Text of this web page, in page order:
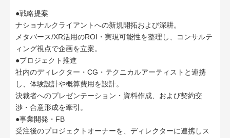
●戦略提案
ナショナルクライアントへの新規開拓および深耕。
メタバース/XR活用のROI・実現可能性を整理し、コンサルテ
ィング視点で企画を立案。
●プロジェクト推進
社内のディレクター・CG・テクニカルアーティストと連携
し、体験設計や概算費用を設計。
決裁者へのプレゼンテーション・資料作成、および契約交
渉・合意形成を牽引。
●事業開発・FB
受注後のプロジェクトオーナーを、ディレクターに連携しス